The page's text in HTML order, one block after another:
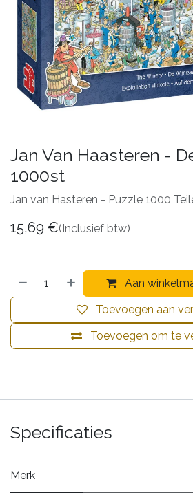
Jan Van Haasteren -
1000st
Jan van Hasteren - Puzzle 1000
15,69 €(Inclusief btw)
Aan
Toevoegen om te
Toevoegen aan
Specificaties
Merk